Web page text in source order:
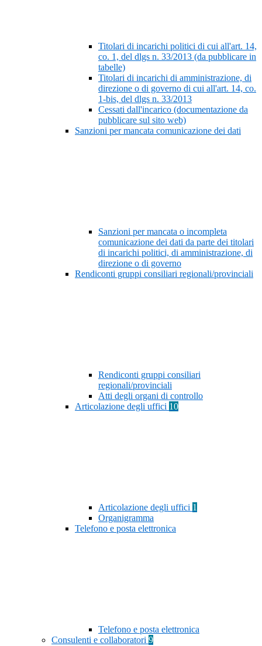
Titolari di incarichi politici di cui all'art. 14,
co. 1, del dlgs n. 33/2013 (da pubblicare in
tabelle)
Titolari di incarichi di amministrazione, di
direzione o di governo di cui all'art. 14, co.
1-bis, del dlgs n. 33/2013
Cessati dall'incarico (documentazione da
pubblicare sul sito web)
Sanzioni per mancata comunicazione dei dati
Sanzioni per mancata o incompleta
comunicazione dei dati da parte dei titolari
di incarichi politici, di amministrazione, di
direzione o di governo
Rendiconti gruppi consiliari regionali/provinciali
Rendiconti gruppi consiliari
regionali/provinciali
Atti degli organi di controllo
Articolazione degli uffici 10
Articolazione degli uffici 1
Organigramma
Telefono e posta elettronica
Telefono e posta elettronica
Consulenti e collaboratori 9